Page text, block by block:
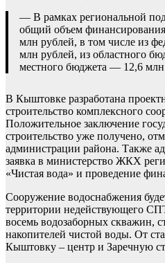
— В рамках региональной
общий объем финансирования
млн рублей, в том числе из
млн рублей, из областного
местного бюджета — 12,6 млн
В Кыштовке разработана
строительство комплексного
Положительное заключение
строительство уже получено,
администрации района. Также
заявка в министерство ЖКХ
«Чистая вода» и проведение
Сооружение водоснабжения
территории недействующего
восемь водозаборных скважин,
накопителей чистой воды. От
Кыштовку – центр и Заречную